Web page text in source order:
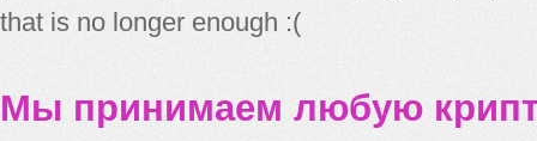
that is no longer enough :(
Мы принимаем любую